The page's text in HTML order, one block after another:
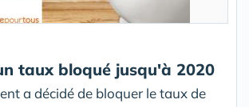
taux bloqué jusqu'à 2020
a décidé de bloquer le taux de